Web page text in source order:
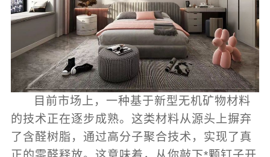
目前市场上，一种基于新型无机矿物材料
的技术正在逐步成熟。这类材料从源头上摒弃
了含醛树脂，通过高分子聚合技术，实现了真